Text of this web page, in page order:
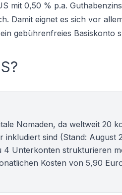
mit 0,50 % p.a.
Damit eignet es sich vor
gebührenfreies Basiskonto
Nomaden, da weltweit 20
sind (Stand: August
4 Unterkonten strukturieren
Kosten von 5,90